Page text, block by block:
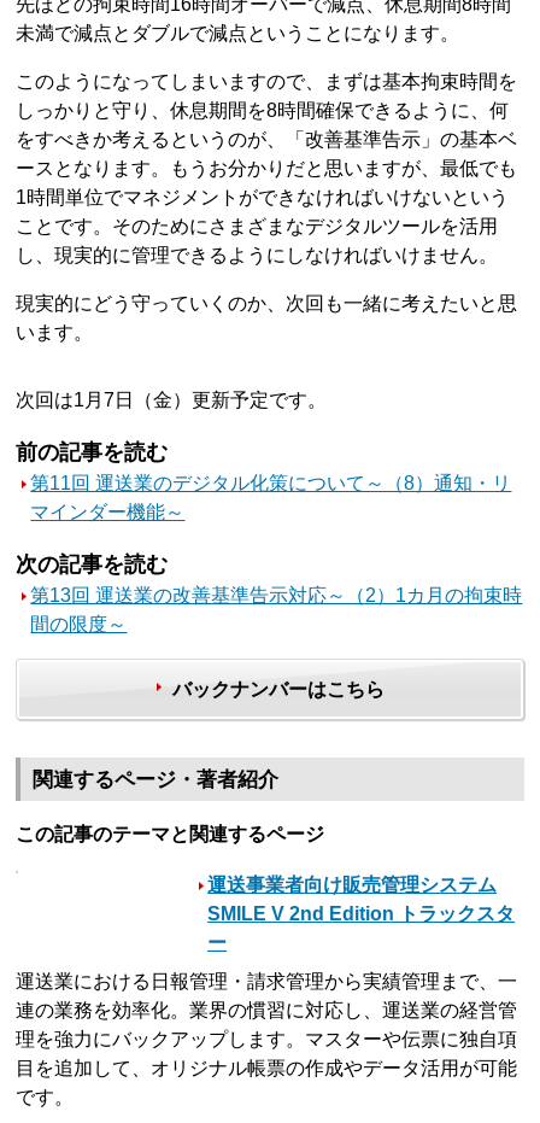
先ほどの拘束時間16時間オーバーで減点、休息期間8時間
未満で減点とダブルで減点ということになります。
このようになってしまいますので、まずは基本拘束時間を
しっかりと守り、休息期間を8時間確保できるように、何
をすべきか考えるというのが、「改善基準告示」の基本ベ
ースとなります。もうお分かりだと思いますが、最低でも
1時間単位でマネジメントができなければいけないという
ことです。そのためにさまざまなデジタルツールを活用
し、現実的に管理できるようにしなければいけません。
現実的にどう守っていくのか、次回も一緒に考えたいと思
います。
次回は1月7日（金）更新予定です。
前の記事を読む
第11回 運送業のデジタル化策について～（8）通知・リ
マインダー機能～
次の記事を読む
第13回 運送業の改善基準告示対応～（2）1カ月の拘束時
間の限度～
バックナンバーはこちら
関連するページ・著者紹介
この記事のテーマと関連するページ
運送事業者向け販売管理システム
SMILE V 2nd Edition トラックスタ
ー
運送業における日報管理・請求管理から実績管理まで、一
連の業務を効率化。業界の慣習に対応し、運送業の経営管
理を強力にバックアップします。マスターや伝票に独自項
目を追加して、オリジナル帳票の作成やデータ活用が可能
です。